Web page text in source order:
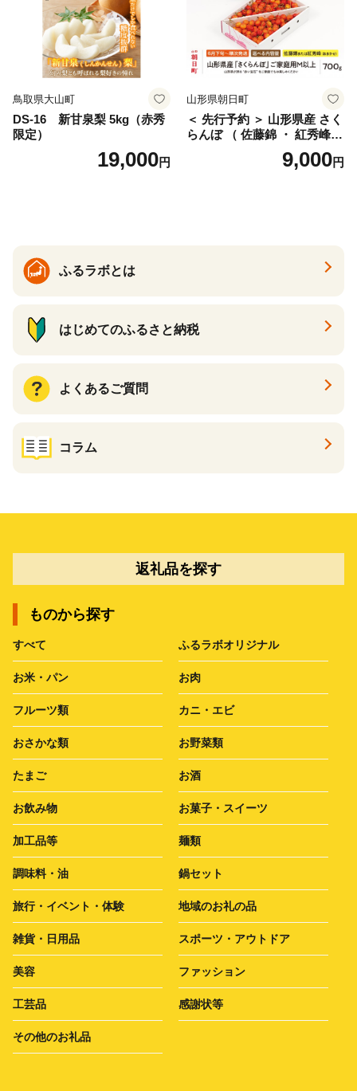
ァーム 愛南町 愛媛県
鳥取県大山町
DS-16 新甘泉梨 5kg（赤秀
限定）
19,000円
山形県朝日町
＜ 先行予約 ＞ 山形県産 さく
らんぼ （ 佐藤錦 ・ 紅秀峰
） ご家庭用 M以上 700g 【20
26年6月下旬から7月上旬発
9,000円
ふるラボとは
はじめてのふるさと納税
よくあるご質問
コラム
返礼品を探す
ものから探す
すべて ふるラボオリジナル
お米・パン お肉
フルーツ類 カニ・エビ
おさかな類 お野菜類
たまご お酒
お飲み物 お菓子・スイーツ
加工品等 麺類
調味料・油 鍋セット
旅行・イベント・体験 地域のお礼の品
雑貨・日用品 スポーツ・アウトドア
美容 ファッション
工芸品 感謝状等
その他のお礼品